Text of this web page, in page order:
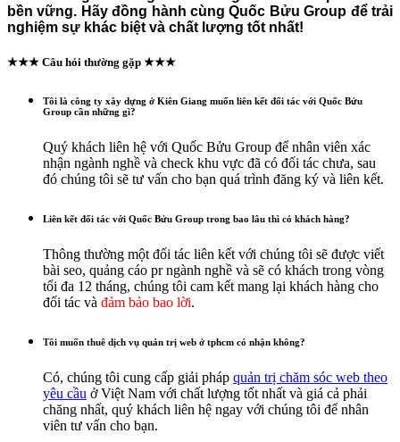
bền vững. Hãy đồng hành cùng Quốc Bửu Group để trải
nghiệm sự khác biệt và chất lượng tốt nhất!
★★★ Câu hỏi thường gặp ★★★
Tôi là công ty xây dựng ở Kiên Giang muốn liên kết đối tác với Quốc Bửu
Group cần những gì?
Quý khách liên hệ với Quốc Bửu Group để nhân viên xác
nhận ngành nghề và check khu vực đã có đối tác chưa, sau
đó chúng tôi sẽ tư vấn cho bạn quá trình đăng ký và liên kết.
Liên kết đối tác với Quốc Bửu Group trong bao lâu thì có khách hàng?
Thông thường một đối tác liên kết với chúng tôi sẽ được viết
bài seo, quảng cáo pr ngành nghề và sẽ có khách trong vòng
tối đa 12 tháng, chúng tôi cam kết mang lại khách hàng cho
đối tác và đảm bảo bao lời.
Tôi muốn thuê dịch vụ quản trị web ở tphcm có nhận không?
Có, chúng tôi cung cấp giải pháp quản trị chăm sóc web theo
yêu cầu ở Việt Nam với chất lượng tốt nhất và giá cả phải
chăng nhất, quý khách liên hệ ngay với chúng tôi để nhân
viên tư vấn cho bạn.